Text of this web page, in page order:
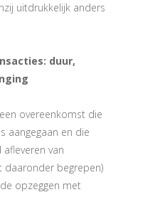
uitdrukkelijk anders
duur,
overeenkomst die
aangegaan en die
van
daaronder begrepen)
opzeggen met